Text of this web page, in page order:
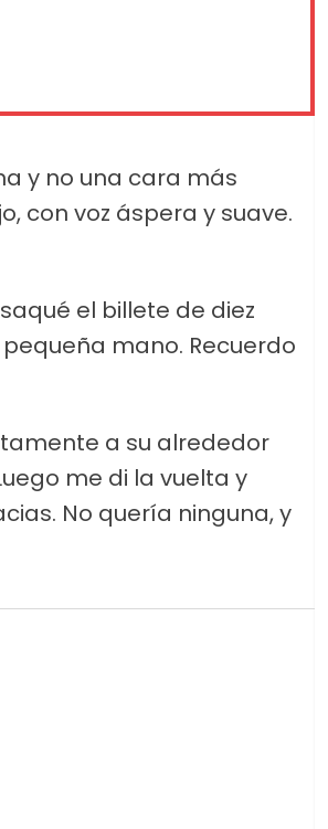
y no una cara más
con voz áspera y suave.
el billete de diez
mano. Recuerdo
a su alrededor
me di la vuelta y
No quería ninguna, y